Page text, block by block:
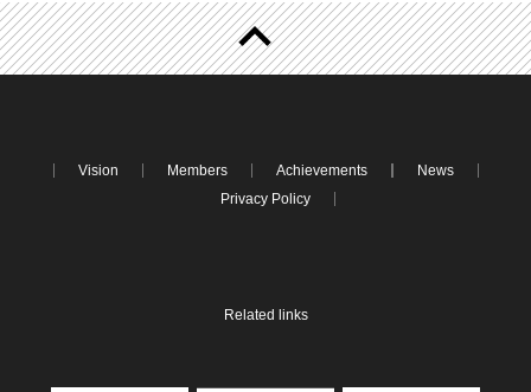
Vision Members Achievements
News
Privacy Policy
Related links